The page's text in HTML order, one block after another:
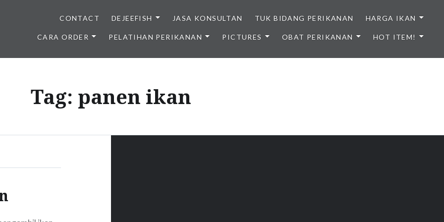
IKAN BERKUALITAS INDONESIA
CONTACT DEJEEFISH JASA KONSULTAN TUK BIDANG PERIKANAN HARGA IKAN
CARA ORDER PELATIHAN PERIKANAN PICTURES OBAT PERIKANAN HOT ITEM!
Tag: panen ikan